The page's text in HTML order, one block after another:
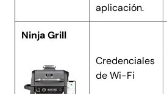
aplicación.
Ninja Grill
Credenciales
de Wi-Fi